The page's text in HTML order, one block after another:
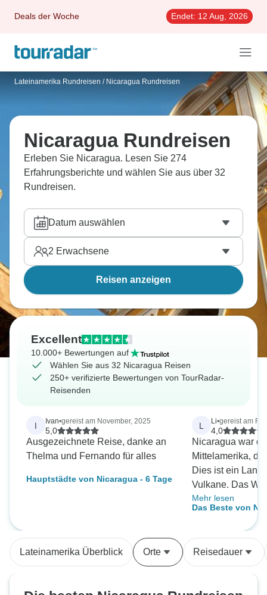
Deals der Woche Endet: 12 Aug, 2026
Lateinamerika Rundreisen / Nicaragua Rundreisen
Nicaragua Rundreisen
Erleben Sie Nicaragua. Lesen Sie 274
Erfahrungsberichte und wählen Sie aus über 32
Rundreisen.
Datum auswählen
2 Erwachsene
Reisen anzeigen
Excellent
10.000+ Bewertungen auf
Wählen Sie aus 32 Nicaragua Reisen
250+ verifizierte Bewertungen von TourRadar-
Reisenden
I Ivan•gereist am November, 2025
5,0
Ausgezeichnete Reise, danke an
Thelma und Fernando für alles
Hauptstädte von Nicaragua - 6 Tage
L Li•gereist am
4,0
Nicaragua war
Mittelamerika,
Dies ist ein Land
Vulkane. Das
perfekt für einen
Mischung aus
Landschaft. Um
verlängern,
Managua und
Mehr lesen
Das Beste von
Lateinamerika Überblick Orte Reisedauer